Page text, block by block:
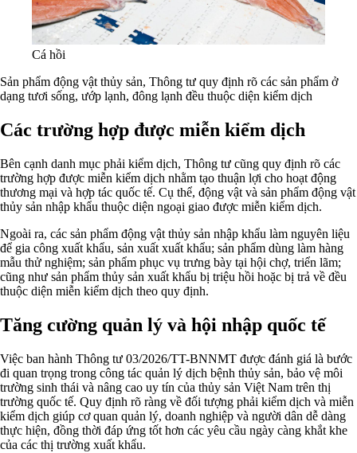
Cá hồi
Sản phẩm động vật thủy sản, Thông tư quy định rõ các sản phẩm ở
dạng tươi sống, ướp lạnh, đông lạnh đều thuộc diện kiểm dịch
Các trường hợp được miễn kiểm dịch
Bên cạnh danh mục phải kiểm dịch, Thông tư cũng quy định rõ các
trường hợp được miễn kiểm dịch nhằm tạo thuận lợi cho hoạt động
thương mại và hợp tác quốc tế. Cụ thể, động vật và sản phẩm động vật
thủy sản nhập khẩu thuộc diện ngoại giao được miễn kiểm dịch.
Ngoài ra, các sản phẩm động vật thủy sản nhập khẩu làm nguyên liệu
để gia công xuất khẩu, sản xuất xuất khẩu; sản phẩm dùng làm hàng
mẫu thử nghiệm; sản phẩm phục vụ trưng bày tại hội chợ, triển lãm;
cũng như sản phẩm thủy sản xuất khẩu bị triệu hồi hoặc bị trả về đều
thuộc diện miễn kiểm dịch theo quy định.
Tăng cường quản lý và hội nhập quốc tế
Việc ban hành Thông tư 03/2026/TT-BNNMT được đánh giá là bước
đi quan trọng trong công tác quản lý dịch bệnh thủy sản, bảo vệ môi
trường sinh thái và nâng cao uy tín của thủy sản Việt Nam trên thị
trường quốc tế. Quy định rõ ràng về đối tượng phải kiểm dịch và miễn
kiểm dịch giúp cơ quan quản lý, doanh nghiệp và người dân dễ dàng
thực hiện, đồng thời đáp ứng tốt hơn các yêu cầu ngày càng khắt khe
của các thị trường xuất khẩu.